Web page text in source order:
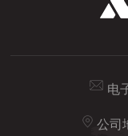
电
公司